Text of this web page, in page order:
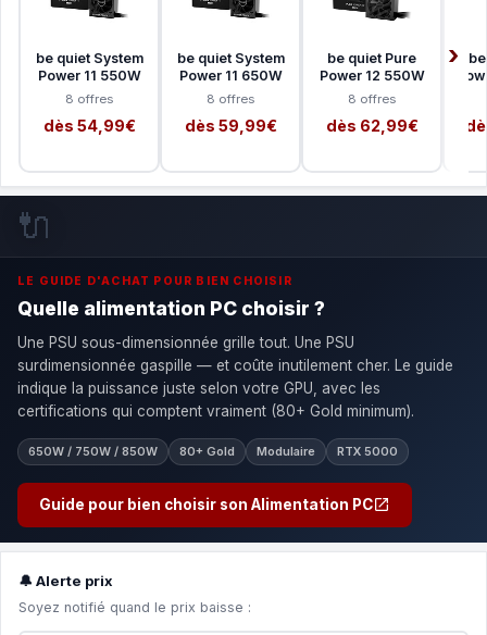
be quiet System
Power 11 550W
8 offres
dès 54,99€
be quiet System
Power 11 650W
8 offres
dès 59,99€
be quiet Pure
Power 12 550W
8 offres
dès 62,99€
🔌
LE GUIDE D'ACHAT POUR BIEN CHOISIR
Quelle alimentation PC choisir ?
Une PSU sous-dimensionnée grille tout. Une PSU
surdimensionnée gaspille — et coûte inutilement cher. Le guide
indique la puissance juste selon votre GPU, avec les
certifications qui comptent vraiment (80+ Gold minimum).
650W / 750W / 850W 80+ Gold Modulaire RTX 5000
Guide pour bien choisir son Alimentation PC
🔔 Alerte prix
Soyez notifié quand le prix baisse :